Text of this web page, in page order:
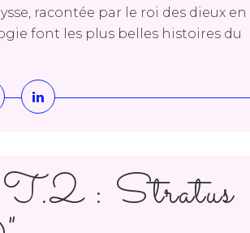
racontée par le roi des dieux en
font les plus belles histoires du
: Stratus